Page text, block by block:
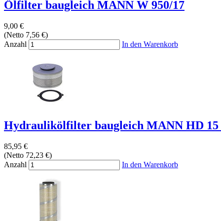
Ölfilter baugleich MANN W 950/17
9,00 €
(Netto 7,56 €)
Anzahl
In den Warenkorb
Hydraulikölfilter baugleich MANN HD 15
85,95 €
(Netto 72,23 €)
Anzahl
In den Warenkorb